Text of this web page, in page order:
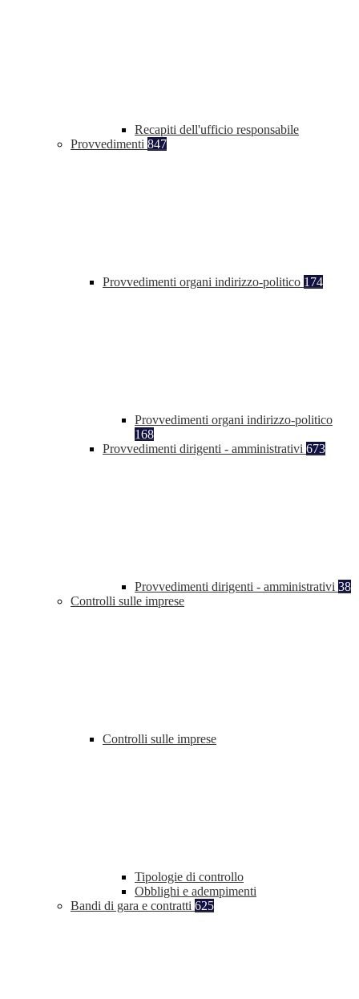
Recapiti dell'ufficio responsabile
Provvedimenti 847
Provvedimenti organi indirizzo-politico 174
Provvedimenti organi indirizzo-politico
168
Provvedimenti dirigenti - amministrativi 673
Provvedimenti dirigenti - amministrativi 38
Controlli sulle imprese
Controlli sulle imprese
Tipologie di controllo
Obblighi e adempimenti
Bandi di gara e contratti 625